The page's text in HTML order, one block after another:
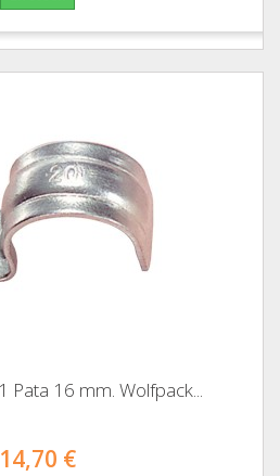
Pata 16 mm. Wolfpack...
14,70 €